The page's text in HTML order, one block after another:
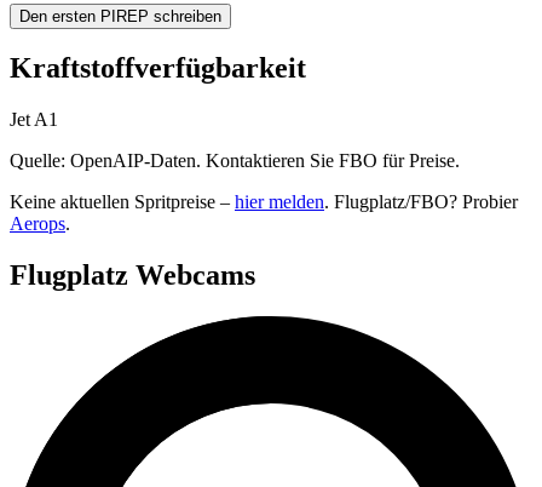
Den ersten PIREP schreiben
Kraftstoffverfügbarkeit
Jet A1
Quelle: OpenAIP-Daten. Kontaktieren Sie FBO für Preise.
Keine aktuellen Spritpreise – hier melden. Flugplatz/FBO? Probier
Aerops.
Flugplatz Webcams